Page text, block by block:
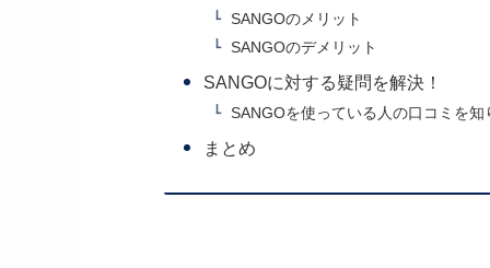
SANGOのメリット
SANGOのデメリット
SANGOに対する疑問を解決！
SANGOを使っている人の口コミを知
まとめ